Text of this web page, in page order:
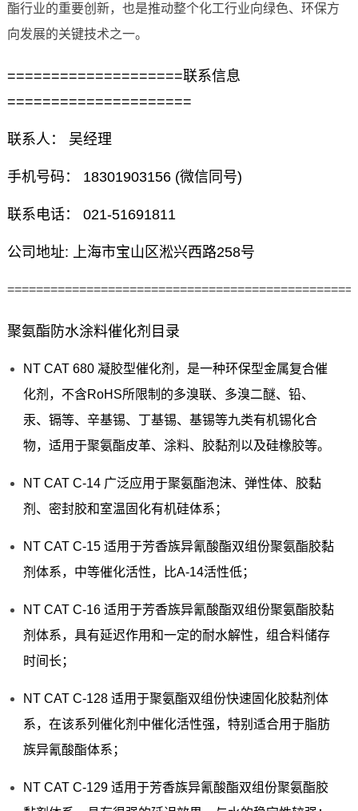
酯行业的重要创新，也是推动整个化工行业向绿色、环保方
向发展的关键技术之一。
====================联系信息
=====================
联系人： 吴经理
手机号码： 18301903156 (微信同号)
联系电话： 021-51691811
公司地址: 上海市宝山区淞兴西路258号
聚氨酯防水涂料催化剂目录
NT CAT 680 凝胶型催化剂，是一种环保型金属复合催
化剂，不含RoHS所限制的多溴联、多溴二醚、铅、
汞、镉等、辛基锡、丁基锡、基锡等九类有机锡化合
物，适用于聚氨酯皮革、涂料、胶黏剂以及硅橡胶等。
NT CAT C-14 广泛应用于聚氨酯泡沫、弹性体、胶黏
剂、密封胶和室温固化有机硅体系；
NT CAT C-15 适用于芳香族异氰酸酯双组份聚氨酯胶黏
剂体系，中等催化活性，比A-14活性低；
NT CAT C-16 适用于芳香族异氰酸酯双组份聚氨酯胶黏
剂体系，具有延迟作用和一定的耐水解性，组合料储存
时间长；
NT CAT C-128 适用于聚氨酯双组份快速固化胶黏剂体
系，在该系列催化剂中催化活性强，特别适合用于脂肪
族异氰酸酯体系；
NT CAT C-129 适用于芳香族异氰酸酯双组份聚氨酯胶